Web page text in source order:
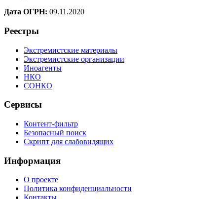
Дата ОГРН: 09.11.2020
Реестры
Экстремистские материалы
Экстремистские организации
Иноагенты
НКО
СОНКО
Сервисы
Контент-фильтр
Безопасный поиск
Скрипт для слабовидящих
Информация
О проекте
Политика конфиденциальности